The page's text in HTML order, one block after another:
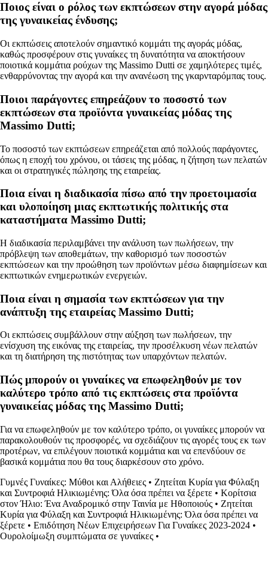
Ποιος είναι ο ρόλος των εκπτώσεων στην αγορά μόδας
της γυναικείας ένδυσης;
Οι εκπτώσεις αποτελούν σημαντικό κομμάτι της αγοράς μόδας,
καθώς προσφέρουν στις γυναίκες τη δυνατότητα να αποκτήσουν
ποιοτικά κομμάτια ρούχων της Massimo Dutti σε χαμηλότερες τιμές,
ενθαρρύνοντας την αγορά και την ανανέωση της γκαρνταρόμπας τους.
Ποιοι παράγοντες επηρεάζουν το ποσοστό των
εκπτώσεων στα προϊόντα γυναικείας μόδας της
Massimo Dutti;
Το ποσοστό των εκπτώσεων επηρεάζεται από πολλούς παράγοντες,
όπως η εποχή του χρόνου, οι τάσεις της μόδας, η ζήτηση των πελατών
και οι στρατηγικές πώλησης της εταιρείας.
Ποια είναι η διαδικασία πίσω από την προετοιμασία
και υλοποίηση μιας εκπτωτικής πολιτικής στα
καταστήματα Massimo Dutti;
Η διαδικασία περιλαμβάνει την ανάλυση των πωλήσεων, την
πρόβλεψη των αποθεμάτων, την καθορισμό των ποσοστών
εκπτώσεων και την προώθηση των προϊόντων μέσω διαφημίσεων και
εκπτωτικών ενημερωτικών ενεργειών.
Ποια είναι η σημασία των εκπτώσεων για την
ανάπτυξη της εταιρείας Massimo Dutti;
Οι εκπτώσεις συμβάλλουν στην αύξηση των πωλήσεων, την
ενίσχυση της εικόνας της εταιρείας, την προσέλκυση νέων πελατών
και τη διατήρηση της πιστότητας των υπαρχόντων πελατών.
Πώς μπορούν οι γυναίκες να επωφεληθούν με τον
καλύτερο τρόπο από τις εκπτώσεις στα προϊόντα
γυναικείας μόδας της Massimo Dutti;
Για να επωφεληθούν με τον καλύτερο τρόπο, οι γυναίκες μπορούν να
παρακολουθούν τις προσφορές, να σχεδιάζουν τις αγορές τους εκ των
προτέρων, να επιλέγουν ποιοτικά κομμάτια και να επενδύουν σε
βασικά κομμάτια που θα τους διαρκέσουν στο χρόνο.
Γυμνές Γυναίκες: Μύθοι και Αλήθειες • Ζητείται Κυρία για Φύλαξη
και Συντροφιά Ηλικιωμένης: Όλα όσα πρέπει να ξέρετε • Κορίτσια
στον Ήλιο: Ένα Αναδρομικό στην Ταινία με Ηθοποιούς • Ζητείται
Κυρία για Φύλαξη και Συντροφιά Ηλικιωμένης: Όλα όσα πρέπει να
ξέρετε • Επιδότηση Νέων Επιχειρήσεων Για Γυναίκες 2023-2024 •
Ουρολοίμωξη συμπτώματα σε γυναίκες •